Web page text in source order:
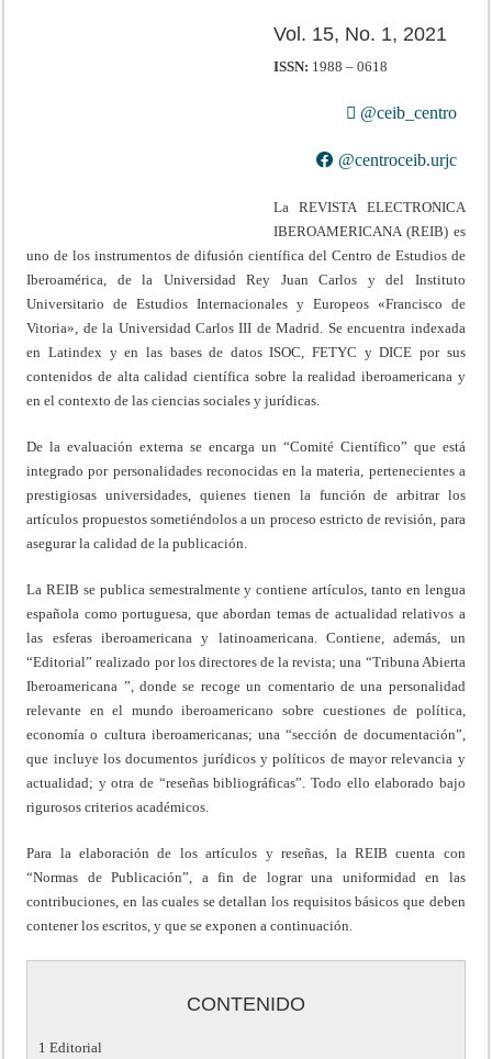
Vol. 15, No. 1, 2021
ISSN: 1988 – 0618
@ceib_centro
@centroceib.urjc
La REVISTA ELECTRONICA
IBEROAMERICANA (REIB) es
uno de los instrumentos de difusión científica del Centro de Estudios de
Iberoamérica, de la Universidad Rey Juan Carlos y del Instituto
Universitario de Estudios Internacionales y Europeos «Francisco de
Vitoria», de la Universidad Carlos III de Madrid. Se encuentra indexada
en Latindex y en las bases de datos ISOC, FETYC y DICE por sus
contenidos de alta calidad científica sobre la realidad iberoamericana y
en el contexto de las ciencias sociales y jurídicas.
De la evaluación externa se encarga un “Comité Científico” que está
integrado por personalidades reconocidas en la materia, pertenecientes a
prestigiosas universidades, quienes tienen la función de arbitrar los
artículos propuestos sometiéndolos a un proceso estricto de revisión, para
asegurar la calidad de la publicación.
La REIB se publica semestralmente y contiene artículos, tanto en lengua
española como portuguesa, que abordan temas de actualidad relativos a
las esferas iberoamericana y latinoamericana. Contiene, además, un
“Editorial” realizado por los directores de la revista; una “Tribuna Abierta
Iberoamericana ”, donde se recoge un comentario de una personalidad
relevante en el mundo iberoamericano sobre cuestiones de política,
economía o cultura iberoamericanas; una “sección de documentación”,
que incluye los documentos jurídicos y políticos de mayor relevancia y
actualidad; y otra de “reseñas bibliográficas”. Todo ello elaborado bajo
rigurosos criterios académicos.
Para la elaboración de los artículos y reseñas, la REIB cuenta con
“Normas de Publicación”, a fin de lograr una uniformidad en las
contribuciones, en las cuales se detallan los requisitos básicos que deben
contener los escritos, y que se exponen a continuación.
CONTENIDO
1 Editorial